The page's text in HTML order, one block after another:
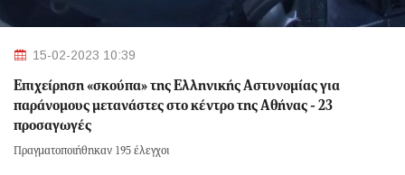
15-02-2023 10:39
Επιχείρηση «σκούπα» της Ελληνικής Αστυνομίας για
παράνομους μετανάστες στο κέντρο της Αθήνας - 23
προσαγωγές
Πραγματοποιήθηκαν 195 έλεγχοι